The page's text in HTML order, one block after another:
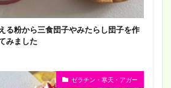
る粉から三食団子やみたらし団子を作
みました
ゼラチン・寒天・アガー